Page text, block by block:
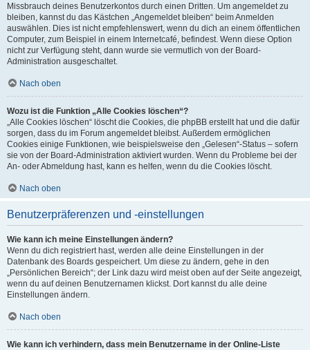
Missbrauch deines Benutzerkontos durch einen Dritten. Um angemeldet zu
bleiben, kannst du das Kästchen „Angemeldet bleiben“ beim Anmelden
auswählen. Dies ist nicht empfehlenswert, wenn du dich an einem öffentlichen
Computer, zum Beispiel in einem Internetcafé, befindest. Wenn diese Option
nicht zur Verfügung steht, dann wurde sie vermutlich von der Board-
Administration ausgeschaltet.
Nach oben
Wozu ist die Funktion „Alle Cookies löschen“?
„Alle Cookies löschen“ löscht die Cookies, die phpBB erstellt hat und die dafür
sorgen, dass du im Forum angemeldet bleibst. Außerdem ermöglichen
Cookies einige Funktionen, wie beispielsweise den „Gelesen“-Status – sofern
sie von der Board-Administration aktiviert wurden. Wenn du Probleme bei der
An- oder Abmeldung hast, kann es helfen, wenn du die Cookies löscht.
Nach oben
Benutzerpräferenzen und -einstellungen
Wie kann ich meine Einstellungen ändern?
Wenn du dich registriert hast, werden alle deine Einstellungen in der
Datenbank des Boards gespeichert. Um diese zu ändern, gehe in den
„Persönlichen Bereich“; der Link dazu wird meist oben auf der Seite angezeigt,
wenn du auf deinen Benutzernamen klickst. Dort kannst du alle deine
Einstellungen ändern.
Nach oben
Wie kann ich verhindern, dass mein Benutzername in der Online-Liste